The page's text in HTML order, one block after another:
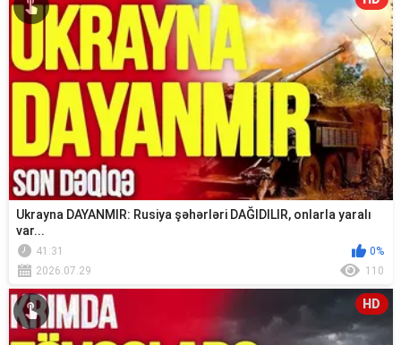
Ukrayna DAYANMIR: Rusiya şəhərləri DAĞIDILIR, onlarla yaralı
var...
41:31
0%
2026.07.29
110
HD